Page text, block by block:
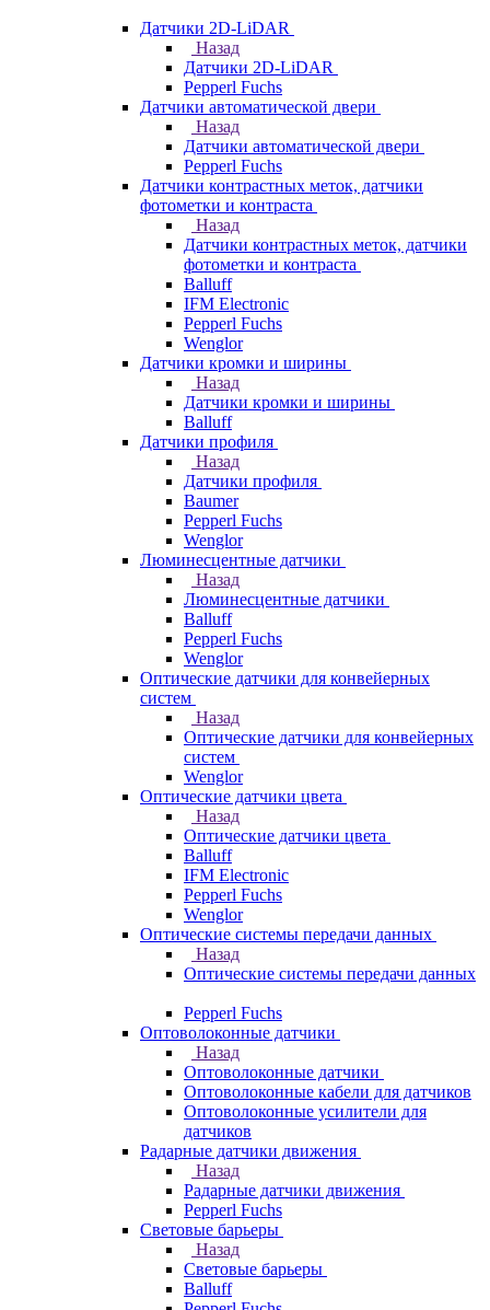
Датчики 2D-LiDAR
Назад
Датчики 2D-LiDAR
Pepperl Fuchs
Датчики автоматической двери
Назад
Датчики автоматической двери
Pepperl Fuchs
Датчики контрастных меток, датчики
фотометки и контраста
Назад
Датчики контрастных меток, датчики
фотометки и контраста
Balluff
IFM Electronic
Pepperl Fuchs
Wenglor
Датчики кромки и ширины
Назад
Датчики кромки и ширины
Balluff
Датчики профиля
Назад
Датчики профиля
Baumer
Pepperl Fuchs
Wenglor
Люминесцентные датчики
Назад
Люминесцентные датчики
Balluff
Pepperl Fuchs
Wenglor
Оптические датчики для конвейерных
систем
Назад
Оптические датчики для конвейерных
систем
Wenglor
Оптические датчики цвета
Назад
Оптические датчики цвета
Balluff
IFM Electronic
Pepperl Fuchs
Wenglor
Оптические системы передачи данных
Назад
Оптические системы передачи данных
Pepperl Fuchs
Оптоволоконные датчики
Назад
Оптоволоконные датчики
Оптоволоконные кабели для датчиков
Оптоволоконные усилители для
датчиков
Радарные датчики движения
Назад
Радарные датчики движения
Pepperl Fuchs
Световые барьеры
Назад
Световые барьеры
Balluff